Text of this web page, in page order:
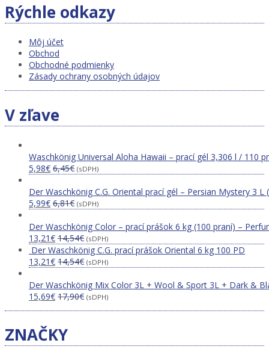
Rýchle odkazy
Môj účet
Obchod
Obchodné podmienky
Zásady ochrany osobných údajov
V zľave
Waschkönig Universal Aloha Hawaii – prací gél 3,306 l / 110
5,98€ 6,45€ (sDPH)
Der Waschkönig C.G. Oriental prací gél – Persian Mystery 3 L
5,99€ 6,81€ (sDPH)
Der Waschkönig Color – prací prášok 6 kg (100 praní) –
13,21€ 14,54€ (sDPH)
Der Waschkönig C.G. prací prášok Oriental 6 kg 100 PD
13,21€ 14,54€ (sDPH)
Der Waschkönig Mix Color 3L + Wool & Sport 3L + Dark &
15,69€ 17,90€ (sDPH)
ZNAČKY